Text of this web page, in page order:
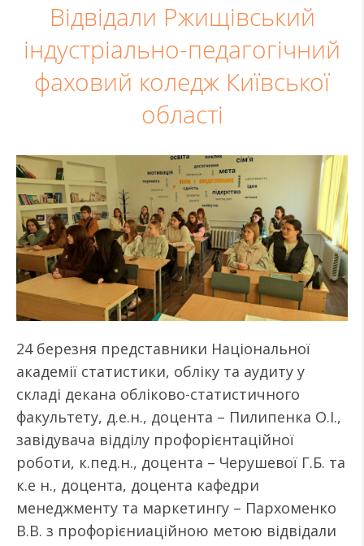
Відвідали Ржищівський
індустріально-педагогічний
фаховий коледж Київської
області
24 березня представники Національної
академії статистики, обліку та аудиту у
складі декана обліково-статистичного
факультету, д.е.н., доцента – Пилипенка О.І.,
завідувача відділу профорієнтаційної
роботи, к.пед.н., доцента – Черушевої Г.Б. та
к.е н., доцента, доцента кафедри
менеджменту та маркетингу – Пархоменко
В.В. з профорієниаційною метою відвідали